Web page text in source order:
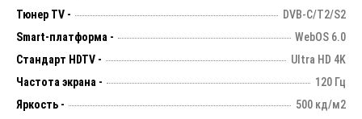
Тюнер TV -
DVB-C/T2/S2
Smart-платформа -
WebOS 6.0
Стандарт HDTV -
Ultra HD 4K
Частота экрана -
120 Гц
Яркость -
500 кд/м2